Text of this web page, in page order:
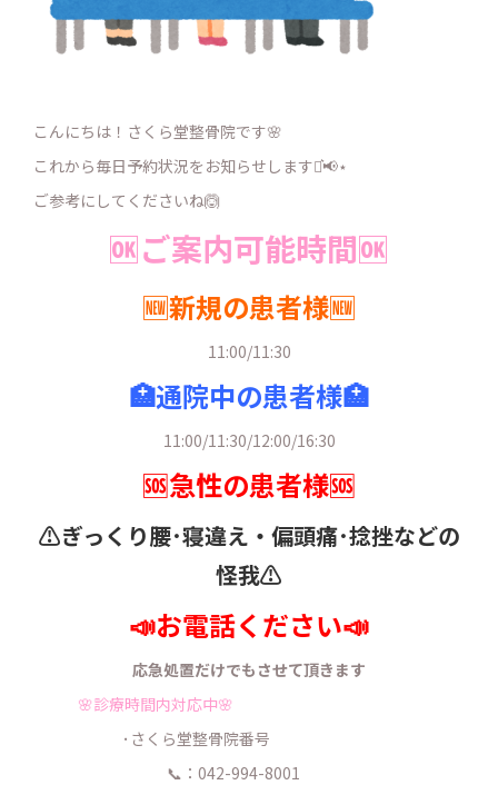
こんにちは！さくら堂整骨院です🌸
これから毎日予約状況をお知らせします⋆͛📢⋆
ご参考にしてくださいね🙆
🆗ご案内可能時間🆗
🆕新規の患者様🆕
11:00/11:30
🏥通院中の患者様🏥
11:00/11:30/12:00/16:30
🆘急性の患者様🆘
⚠️ぎっくり腰･寝違え・ 偏頭痛･捻挫などの
怪我⚠️
📣お電話ください📣
応急処置だけでもさせて頂きます
🌸診療時間内対応中🌸
･さくら堂整骨院番号
📞：042-994-8001